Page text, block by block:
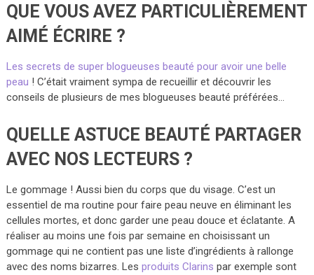
QUE VOUS AVEZ PARTICULIÈREMENT
AIMÉ ÉCRIRE ?
Les secrets de super blogueuses beauté pour avoir une belle
peau ! C’était vraiment sympa de recueillir et découvrir les
conseils de plusieurs de mes blogueuses beauté préférées…
QUELLE ASTUCE BEAUTÉ PARTAGER
AVEC NOS LECTEURS ?
Le gommage ! Aussi bien du corps que du visage. C’est un
essentiel de ma routine pour faire peau neuve en éliminant les
cellules mortes, et donc garder une peau douce et éclatante. A
réaliser au moins une fois par semaine en choisissant un
gommage qui ne contient pas une liste d’ingrédients à rallonge
avec des noms bizarres. Les produits Clarins par exemple sont